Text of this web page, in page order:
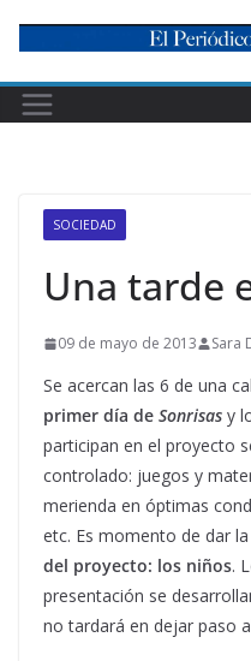
content
SOCIEDAD
Una tarde
09 de mayo de 2013 Sara
Se acercan las 6 de una
primer día de Sonrisas y
participan en el proyecto
controlado: juegos y
merienda en óptimas
etc. Es momento de dar
del proyecto: los niños.
presentación se
no tardará en dejar paso